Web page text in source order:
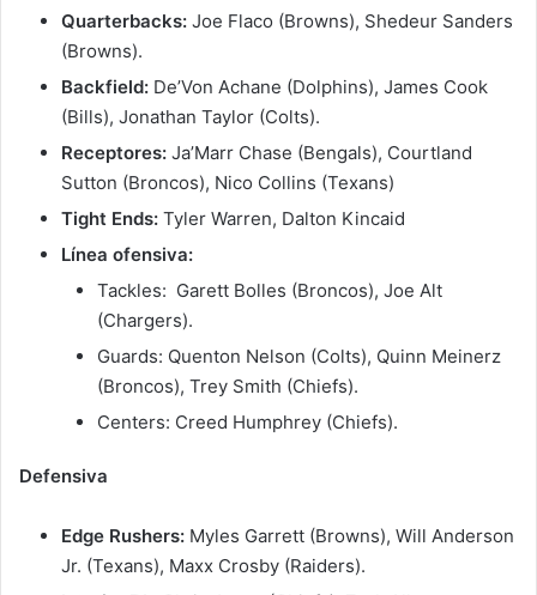
Quarterbacks: Joe Flaco (Browns), Shedeur Sanders
(Browns).
Backfield: De’Von Achane (Dolphins), James Cook
(Bills), Jonathan Taylor (Colts).
Receptores: Ja’Marr Chase (Bengals), Courtland
Sutton (Broncos), Nico Collins (Texans)
Tight Ends: Tyler Warren, Dalton Kincaid
Línea ofensiva:
Tackles: Garett Bolles (Broncos), Joe Alt
(Chargers).
Guards: Quenton Nelson (Colts), Quinn Meinerz
(Broncos), Trey Smith (Chiefs).
Centers: Creed Humphrey (Chiefs).
Defensiva
Edge Rushers: Myles Garrett (Browns), Will Anderson
Jr. (Texans), Maxx Crosby (Raiders).